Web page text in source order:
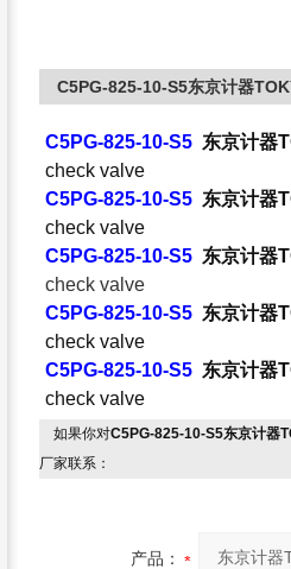
C5PG-825-10-S5东京计器
C5PG-825-10-S5 东京计器
check valve
C5PG-825-10-S5 东京计器
check valve
C5PG-825-10-S5 东京计器
check valve
C5PG-825-10-S5 东京计器
check valve
C5PG-825-10-S5 东京计器
check valve
如果你对C5PG-825-10-S5东京计器
厂家联系：
产品：